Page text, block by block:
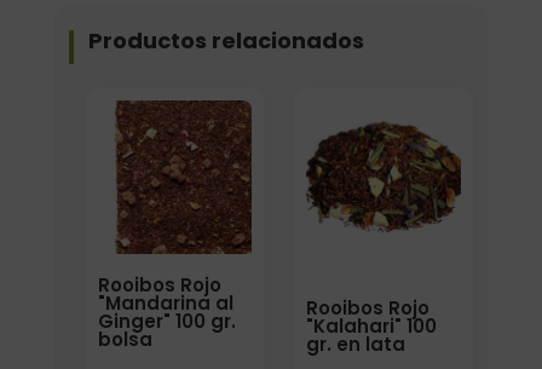
Productos relacionados
Rooibos Rojo
"Mandarina al
Ginger" 100 gr.
bolsa
Elige: Peso/formato
Rooibos Rojo
"Kalahari" 100
gr. en lata